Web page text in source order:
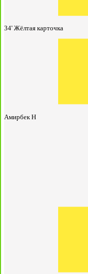
34' Жёлтая карточка
Амирбек Н